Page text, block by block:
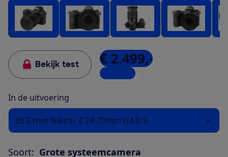
Bekijk test € 2.499,-
7 winkels
In de uitvoering
Z6 II met Nikkor Z 24-70mm f/4.0 S
Soort: Grote systeemcamera